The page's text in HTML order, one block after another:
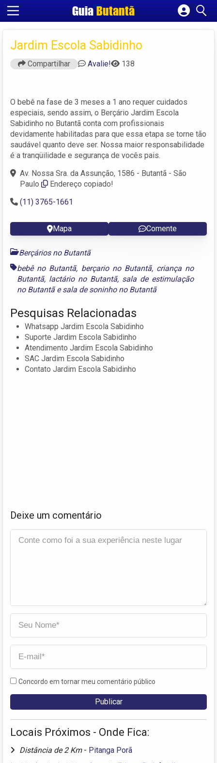
GuiaButantã
Cadastrar empresa
Criar conta
Jardim Escola Sabidinho
Compartilhar Avalie! 138
O bebê na fase de 3 meses a 1 ano requer cuidados
especiais, sendo assim, o Berçário Jardim Escola
Sabidinho no Butantã conta com profissionais
devidamente habilitadas para que essa etapa se torne tão
saudável quanto deve ser. Nossa maior responsabilidade
é a tranqüilidade e segurança de vocês pais.
Av. Nossa Sra. da Assunção, 1586 - Butantã - São
Paulo
Endereço copiado!
(11) 3765-1661
Mapa Comente
Berçários no Butantã
bebê no Butantã, berçario no Butantã, criança no
Butantã, lactário no Butantã, sala de estimulação
no Butantãesala de soninho no Butantã
Pesquisas Relacionadas
Whatsapp Jardim Escola Sabidinho
Suporte Jardim Escola Sabidinho
Atendimento Jardim Escola Sabidinho
SAC Jardim Escola Sabidinho
Contato Jardim Escola Sabidinho
Deixe um comentário
Concordo em tornar meu comentário público
Locais Próximos - Onde Fica:
Distância de 2 Km - Pitanga Porã